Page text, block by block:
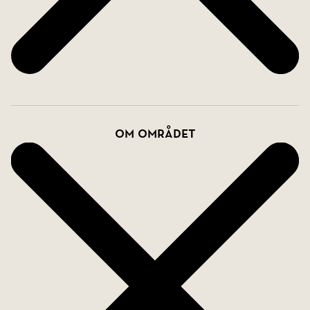
värmande kaminen medan man blickar ut över de
färgsprakande skiftningarna i naturen. På detta
plan finns även ett kök, ytterligare ett sovrum
samt ett badrum med dusch.
generösa ytor och ett fantastiskt ljusflöde. Här
finns bostadens andra vardagsrum med utgång till
alla tre av husets balkonger, en naturlig
samlingsplats för familj och vänner som erbjuder
flera härliga platser att njuta av solen och utsikten.
På våningsplanet finns dessutom tre väl tilltagna
sovrum, en praktisk tvättstuga samt två badrum,
varav det ena är utrustat med dusch och det
andra med badkar. Samtliga badrum har
Om området